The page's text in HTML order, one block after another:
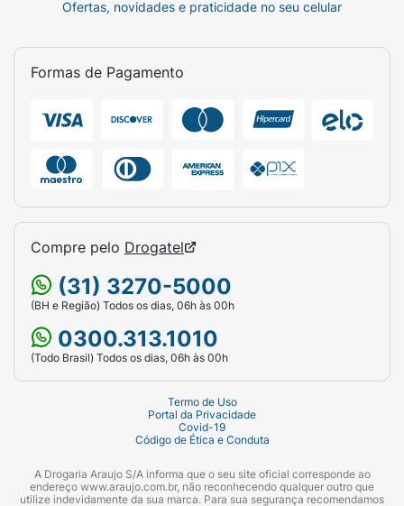
Ofertas, novidades e praticidade no seu celular
Formas de Pagamento
Compre pelo Drogatel
(31) 3270-5000
(BH e Região) Todos os dias, 06h às 00h
0300.313.1010
(Todo Brasil) Todos os dias, 06h às 00h
Termo de Uso
Portal da Privacidade
Covid-19
Código de Ética e Conduta
A Drogaria Araujo S/A informa que o seu site oficial corresponde ao
endereço www.araujo.com.br, não reconhecendo qualquer outro que
utilize indevidamente da sua marca. Para sua segurança recomendamos